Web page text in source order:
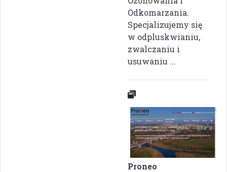
Odkomarzania.
Specjalizujemy się
w odpluskwianiu,
zwalczaniu i
usuwaniu ...
Proneo